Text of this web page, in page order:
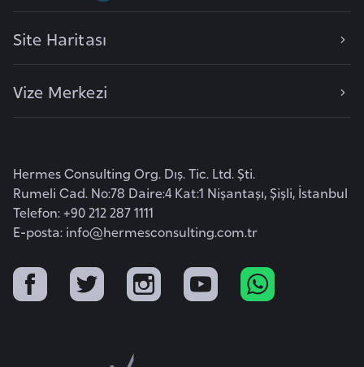
Site Haritası
Vize Merkezi
Hermes Consulting Org. Dış. Tic. Ltd. Şti.
Rumeli Cad. No:78 Daire:4 Kat:1 Nişantaşı, Şişli, İstanbul
Telefon: +90 212 287 1111
E-posta: info@hermesconsulting.com.tr
a
e
k
r
a
t
k
K